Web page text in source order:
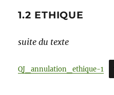
1.2 ETHIQUE
suite du texte
QJ_annulation_ethique-1